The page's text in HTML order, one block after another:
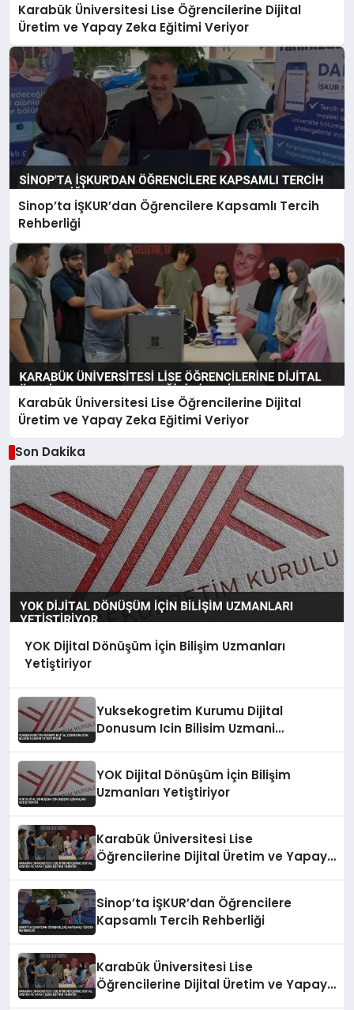
Karabük Üniversitesi Lise Öğrencilerine Dijital
Üretim ve Yapay Zeka Eğitimi Veriyor
Sinop’ta İŞKUR’dan Öğrencilere Kapsamlı Tercih
Rehberliği
Karabük Üniversitesi Lise Öğrencilerine Dijital
Üretim ve Yapay Zeka Eğitimi Veriyor
Son Dakika
YOK Dijital Dönüşüm İçin Bilişim Uzmanları
Yetiştiriyor
Yuksekogretim Kurumu Dijital
Donusum Icin Bilisim Uzmani
YOK Dijital Dönüşüm İçin Bilişim
Uzmanları Yetiştiriyor
Karabük Üniversitesi Lise
Öğrencilerine Dijital Üretim ve Yapay
Sinop’ta İŞKUR’dan Öğrencilere
Kapsamlı Tercih Rehberliği
Karabük Üniversitesi Lise
Öğrencilerine Dijital Üretim ve Yapay